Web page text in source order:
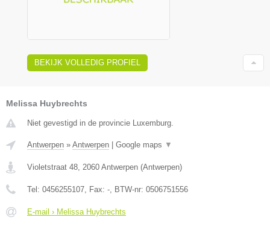
BEKIJK VOLLEDIG PROFIEL
Melissa Huybrechts
Niet gevestigd in de provincie Luxemburg.
Antwerpen » Antwerpen Google maps ▼
Violetstraat 48, 2060 Antwerpen (Antwerpen)
Tel: 0456255107, Fax: -, BTW-nr: 0506751556
E-mail › Melissa Huybrechts